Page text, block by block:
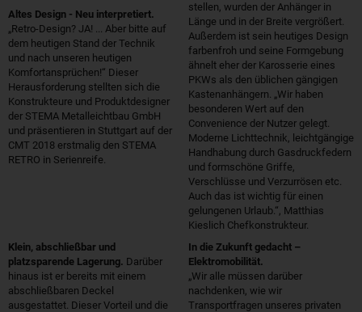
Altes Design - Neu interpretiert.
„Retro-Design? JA! ... Aber bitte auf
dem heutigen Stand der Technik
und nach unseren heutigen
Komfortansprüchen!“ Dieser
Herausforderung stellten sich die
Konstrukteure und Produktdesigner
der STEMA Metalleichtbau GmbH
und präsentieren in Stuttgart auf der
CMT 2018 erstmalig den STEMA
RETRO in Serienreife.
stellen, wurden der Anhänger in
Länge und in der Breite vergrößert.
Außerdem ist sein heutiges Design
farbenfroh und seine Formgebung
ähnelt eher der Karosserie eines
PKWs als den üblichen gängigen
Kastenanhängern. „Wir haben
besonderen Wert auf den
Convenience der Nutzer gelegt.
Moderne Lichttechnik, leichtgängige
Handhabung durch Gasdruckfedern
und formschöne Griffe,
Verschlüsse und Verzurrösen etc.
Auch das ist wichtig für einen
gelungenen Urlaub.“, Matthias
Kieslich Chefkonstrukteur.
Klein, abschließbar und
platzsparende Lagerung. Darüber
hinaus ist er bereits mit einem
abschließbaren Deckel
ausgestattet. Dieser Vorteil und die
In die Zukunft gedacht –
Elektromobilität.
„Wir alle müssen darüber
nachdenken, wie wir
Transportfragen unseres privaten